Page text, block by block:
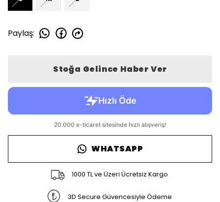
Paylaş:
Stoğa Gelince Haber Ver
WHATSAPP
1000 TL ve Üzeri Ücretsiz Kargo
3D Secure Güvencesiyle Ödeme